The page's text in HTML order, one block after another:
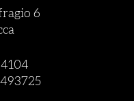
6